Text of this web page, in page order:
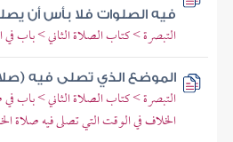
فيه الصلوات فلا بأس أن
التبصرة > كتاب الصلاة الثاني > باب في
الموضع الذي تصلى فيه
التبصرة > كتاب الصلاة الثاني >
الخلاف في الوقت التي تصلى فيه صلاة